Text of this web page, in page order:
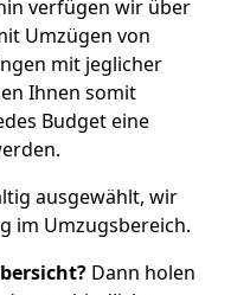
verfügen wir über
Umzügen von
mit jeglicher
Ihnen somit
Budget eine
ausgewählt, wir
im Umzugsbereich.
Dann holen